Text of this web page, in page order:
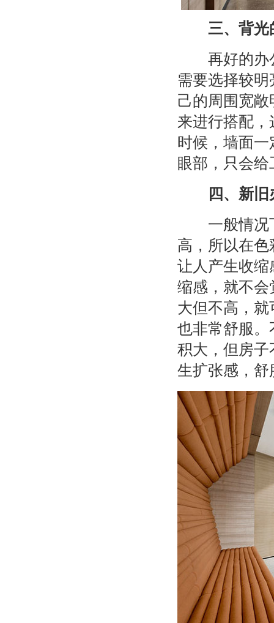
三、背光
再好的办公
需要选择较
己的周围宽
来进行搭配
时候，墙面
眼部，只会
四、新旧
一般情况下
高，所以在
让人产生收
缩感，就不
大但不高，
也非常舒服
积大，但房
生扩张感，舒